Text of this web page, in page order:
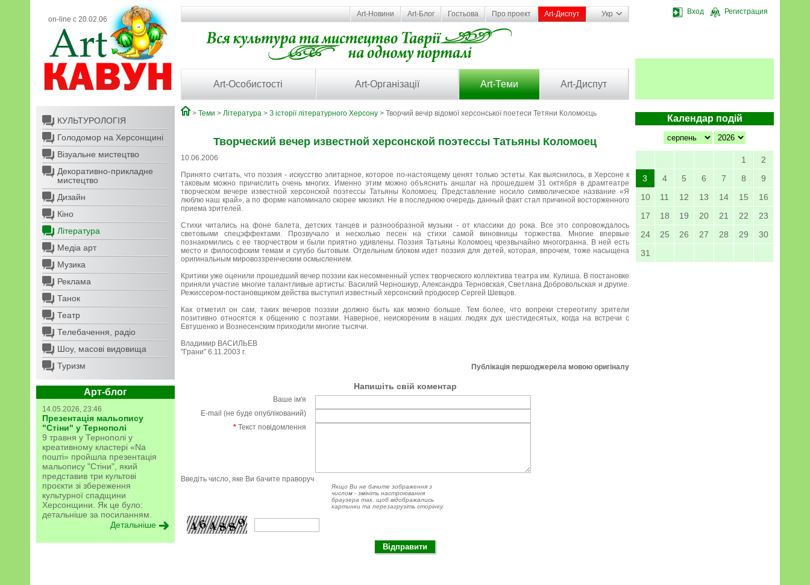
on-line с 20.02.06
Вход Регистрация
Art-Новини Art-Блог Гостьова Про проект Art-Диспут Укр
Art-Особистості Art-Організації Art-Теми Art-Диспут
КУЛЬТУРОЛОГІЯ
Голодомор на Херсонщині
Візуальне мистецтво
Декоративно-прикладне
мистецтво
Дизайн
Кіно
Література
Медіа арт
Музика
Реклама
Танок
Театр
Телебачення, радіо
Шоу, масові видовища
Туризм
Арт-блог
14.05.2026, 23:46
Презентація мальопису
"Стіни" у Тернополі
9 травня у Тернополі у
креативному кластері «Na
пошті» пройшла презентація
мальопису "Стіни", який
представив три культові
проєкти зі збереження
культурної спадщини
Херсонщини. Як це було:
детальніше за посиланням.
Детальніше
Календар подій
1
2
3
4 5 6 7 8
9
10
11 12 13 14 15
16
17
18 19 20 21 22
23
24
25 26 27 28 29
30
31
> Теми > Література > З історії літературного Херсону > Творчий вечір відомої херсонської поетеси Тетяни Коломоєць
Творческий вечер известной херсонской поэтессы Татьяны Коломоец
10.06.2006
Принято считать, что поэзия - искусство элитарное, которое по-настоящему ценят только эстеты. Как выяснилось, в Херсоне к
таковым можно причислить очень многих. Именно этим можно объяснить аншлаг на прошедшем 31 октября в драмтеатре
творческом вечере известной херсонской поэтессы Татьяны Коломоец. Представление носило символическое название «Я
люблю наш край», а по форме напоминало скорее мюзикл. Не в последнюю очередь данный факт стал причиной восторженного
приема зрителей.
Стихи читались на фоне балета, детских танцев и разнообразной музыки - от классики до рока. Все это сопровождалось
световыми спецэффектами. Прозвучало и несколько песен на стихи самой виновницы торжества. Многие впервые
познакомились с ее творчеством и были приятно удивлены. Поэзия Татьяны Коломоец чрезвычайно многогранна. В ней есть
место и философским темам и сугубо бытовым. Отдельным блоком идет поэзия для детей, которая, впрочем, тоже насыщена
оригинальным мировоззренческим осмыслением.
Критики уже оценили прошедший вечер поэзии как несомненный успех творческого коллектива театра им. Кулиша. В постановке
приняли участие многие талантливые артисты: Василий Черношкур, Александра Терновская, Светлана Добровольская и другие.
Режиссером-постановщиком действа выступил известный херсонский продюсер Сергей Шевцов.
Как отметил он сам, таких вечеров поэзии должно быть как можно больше. Тем более, что вопреки стереотипу зрители
позитивно относятся к общению с поэтами. Наверное, неискореним в наших людях дух шестидесятых, когда на встречи с
Евтушенко и Вознесенским приходили многие тысячи.
Владимир ВАСИЛЬЕВ
"Грани" 6.11.2003 г.
Публікація першоджерела мовою оригіналу
Напишіть свій коментар
Ваше ім'я
E-mail (не буде опублікований)
* Текст повідомлення
Введіть число, яке Ви бачите праворуч
Якщо Ви не бачите зображення з
числом - змініть настроювання
браузера так, щоб відображались
картинки та перезагрузіть сторінку.